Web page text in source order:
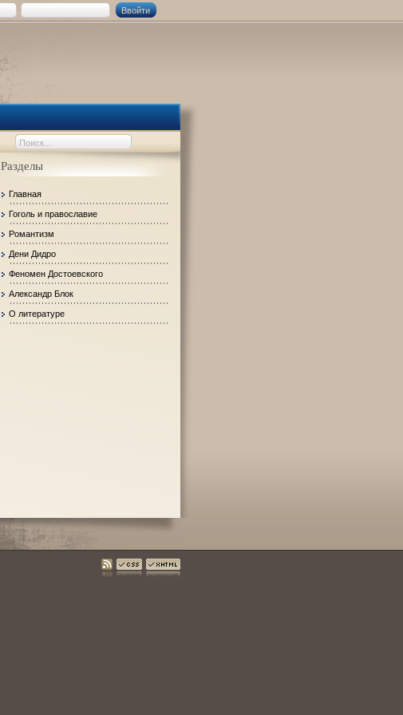
Разделы
Главная
Гоголь и православие
Романтизм
Дени Дидро
Феномен Достоевского
Александр Блок
О литературе